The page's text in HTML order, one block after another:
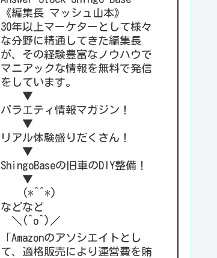
《編集長 マッシュ山本》
30年以上マーケターとして様々
な分野に精通してきた編集長
が、その経験豊富なノウハウで
マニアックな情報を無料で発信
をしています。
▼
バラエティ情報マガジン！
▼
リアル体験盛りだくさん！
▼
ShingoBaseの旧車のDIY整備！
▼
(*^^*)
などなど
＼(^o^)／
「Amazonのアソシエイトとし
て、適格販売により運営費を賄